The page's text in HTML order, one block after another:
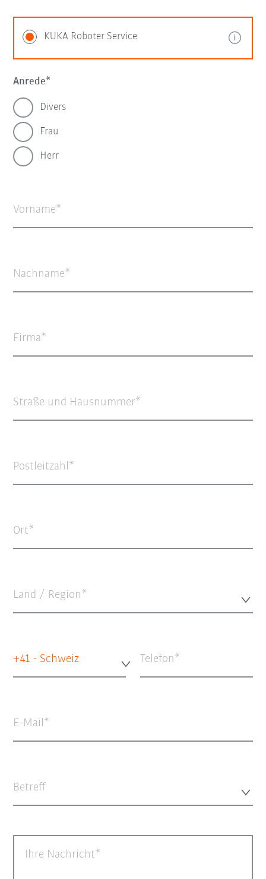
KUKA Roboter Service
Anrede
Divers
Frau
Herr
Vorname
Nachname
Firma
Straße und Hausnummer
Postleitzahl
Ort
Land / Region*
+41 - Schweiz Telefon
E-Mail
Betreff
Ihre Nachricht